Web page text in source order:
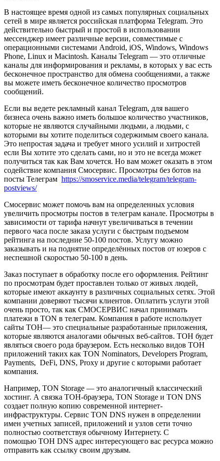
В настоящее время одной из самых популярных социальных
сетей в мире является российская платформа Telegram. Это
действительно быстрый и простой в использовании
мессенджер имеет различные версии, совместимые с
операционными системами Android, iOS, Windows, Windows
Phone, Linux и Macintosh. Каналы Telegram — это отличные
каналы для информирования и рекламы, в которых у вас есть
бесконечное пространство для обмена сообщениями, а также
вы можете иметь бесконечное количество просмотров
сообщений.
Если вы ведете рекламный канал Telegram, для вашего
бизнеса очень важно иметь большое количество участников,
которые не являются случайными людьми, а людьми, с
которыми вы хотите поделиться содержимым своего канала.
Это непростая задача и требует много усилий и хитростей
если Вы хотите это сделать сами, но и это не всегда может
получиться так как Вам хочется. Но вам может оказать в этом
содействие компания Смосервис. Просмотры без ботов на
посты Телеграм https://smoservice.media/telegram/telegram-
postviews/
Смосервис может помочь вам на определенных условия
увеличить просмотры постов в телеграм канале. Просмотры в
зависимости от тарифа начнут увеличиваться в течении
первого часа после заказа услуги с быстрым подъемом
рейтинга на последние 50-100 постов. Услугу можно
заказывать и на поднятие определённых постов от юзеров с
неспешной скоростью 50-100 в день.
Заказ поступает в обработку после его оформления. Рейтинг
по просмотрам будет проставлен только от живых людей,
которые имеют аккаунту в различных социальных сетях. Этой
компании доверяют тысячи клиентов. Оплатить услуги этой
очень просто, так как СМОСЕРВИС начал принимать
платежи в TON в телеграм. Компания в работе использует
сайты ТОН— это специальные разработанные приложения,
которые являются аналогами обычных веб-сайтов. ТОН будет
являться своего рода браузером. Есть несколько видов ТОН
приложений таких как TON Nominators, Developers Program,
Payments, DeFi, DNS, Proxy и другие с которыми работает
компания.
Например, TON Storage — это аналогичный классический
хостинг. А связка ТОН-браузера, TON Storage и TON DNS
создает полную копию современной интернет-
инфраструктуры. Сервис TON DNS нужен в определении
имен учетных записей, приложений и узлов сети точно
полностью соответствуя обычному Интернету. С
помощью ТОН DNS адрес интересующего вас ресурса можно
отправить как ссылку своим друзьям.